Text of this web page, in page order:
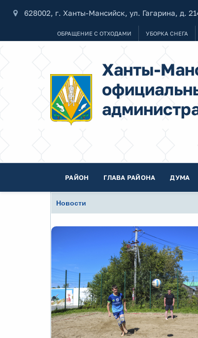
628002, г. Ханты-Мансийск, ул. Гагарина, д.
ОБРАЩЕНИЕ С ОТХОДАМИ УБОРКА СНЕГА
Ханты-
РАЙОН ГЛАВА РАЙОНА ДУМА
Новости